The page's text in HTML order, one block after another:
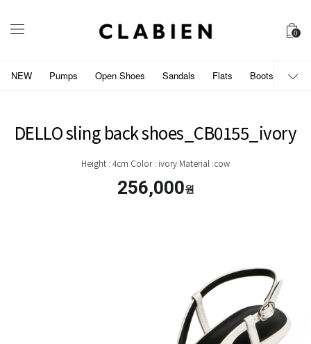
0
NEW Pumps Open Shoes Sandals Flats Boots 개
DELLO sling back shoes_CB0155_ivory
Height : 4cm Color : ivory Material :cow
256,000원